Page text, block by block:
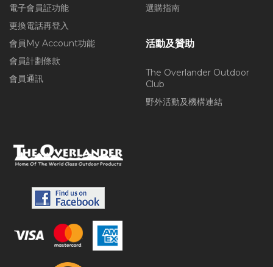
電子會員証功能
更換電話再登入
會員My Account功能
會員計劃條款
會員通訊
選購指南
活動及贊助
The Overlander Outdoor
Club
野外活動及機構連結